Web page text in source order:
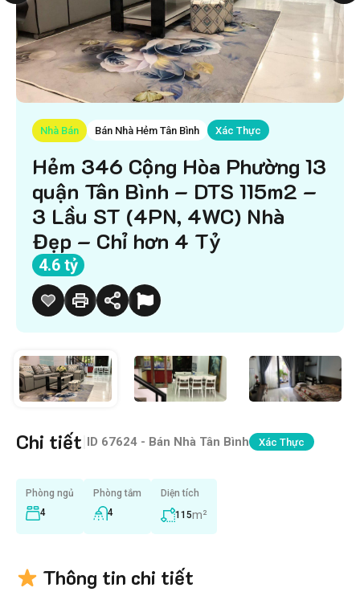
Nhà Bán Bán Nhà Hẻm Tân Bình Xác Thực
Hẻm 346 Cộng Hòa Phường 13
quận Tân Bình – DTS 115m2 –
3 Lầu ST (4PN, 4WC) Nhà
Đẹp – Chỉ hơn 4 Tỷ
4.6 tỷ
Chi tiết ID 67624 - Bán Nhà Tân Bình Xác Thực
Phòng ngủ
4
Phòng tắm
4
Diện tích
115m²
Thông tin chi tiết